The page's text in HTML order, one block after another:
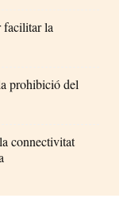
facilitar la
prohibició del
connectivitat